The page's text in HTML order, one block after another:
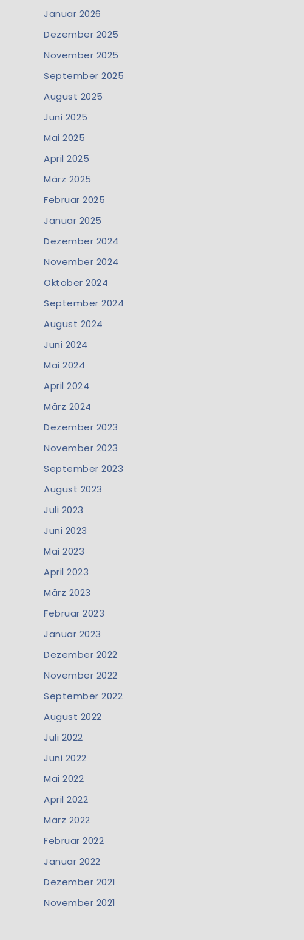
Januar 2026
Dezember 2025
November 2025
September 2025
August 2025
Juni 2025
Mai 2025
April 2025
März 2025
Februar 2025
Januar 2025
Dezember 2024
November 2024
Oktober 2024
September 2024
August 2024
Juni 2024
Mai 2024
April 2024
März 2024
Dezember 2023
November 2023
September 2023
August 2023
Juli 2023
Juni 2023
Mai 2023
April 2023
März 2023
Februar 2023
Januar 2023
Dezember 2022
November 2022
September 2022
August 2022
Juli 2022
Juni 2022
Mai 2022
April 2022
März 2022
Februar 2022
Januar 2022
Dezember 2021
November 2021